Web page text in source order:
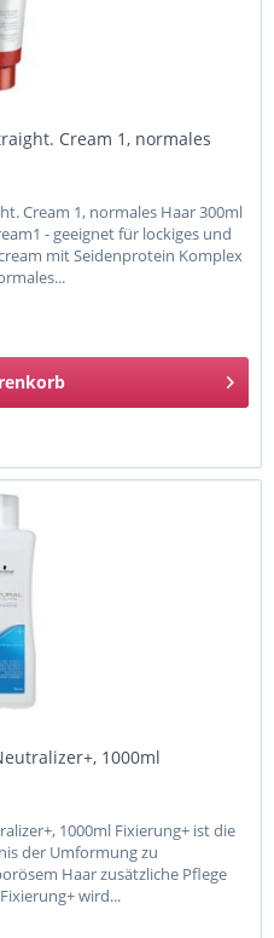
Cream 1, normales
Cream 1, normales Haar 300ml
- geeignet für lockiges und
mit Seidenprotein Komplex
1000ml
1000ml Fixierung+ ist die
der Umformung zu
Haar zusätzliche Pflege
wird...